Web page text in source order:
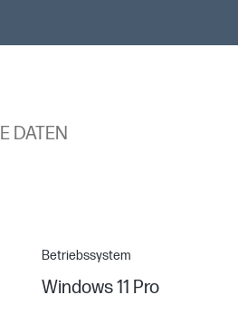
DATEN
Betriebssystem
Windows 11 Pro